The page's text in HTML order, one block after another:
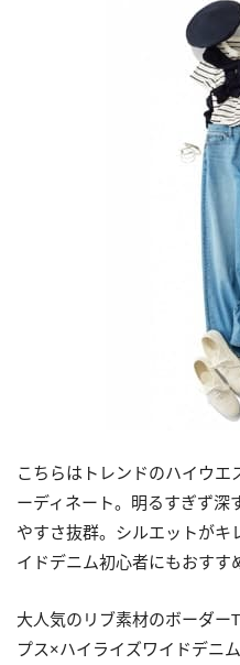
こちらはトレンドのハイウエ
ーディネート。明るすぎず深
やすさ抜群。シルエットがキ
イドデニム初心者にもおすす
大人気のリブ素材のボーダー
プス×ハイライズワイドデニ